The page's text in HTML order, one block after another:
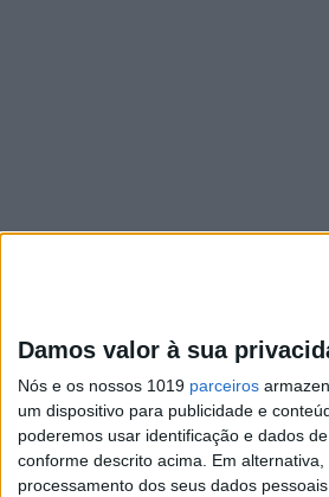
Damos valor à sua
Nós e os nossos 1019 parceiros
um dispositivo para publicidade e
poderemos usar identificação e dados
conforme descrito acima. Em
processamento dos seus dados